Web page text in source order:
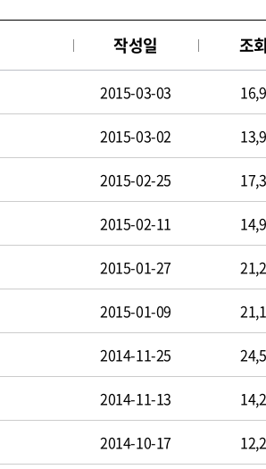
작성일 조
2015-03-03
2015-03-02
2015-02-25
2015-02-11
2015-01-27
2015-01-09
2014-11-25
2014-11-13
2014-10-17